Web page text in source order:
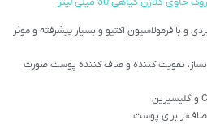
و با فرمولاسیون اکتیو و بسیار پیشرفته و موثر
تقویت کننده و صاف کننده پوست صورت
صاف‌تر برای پوست